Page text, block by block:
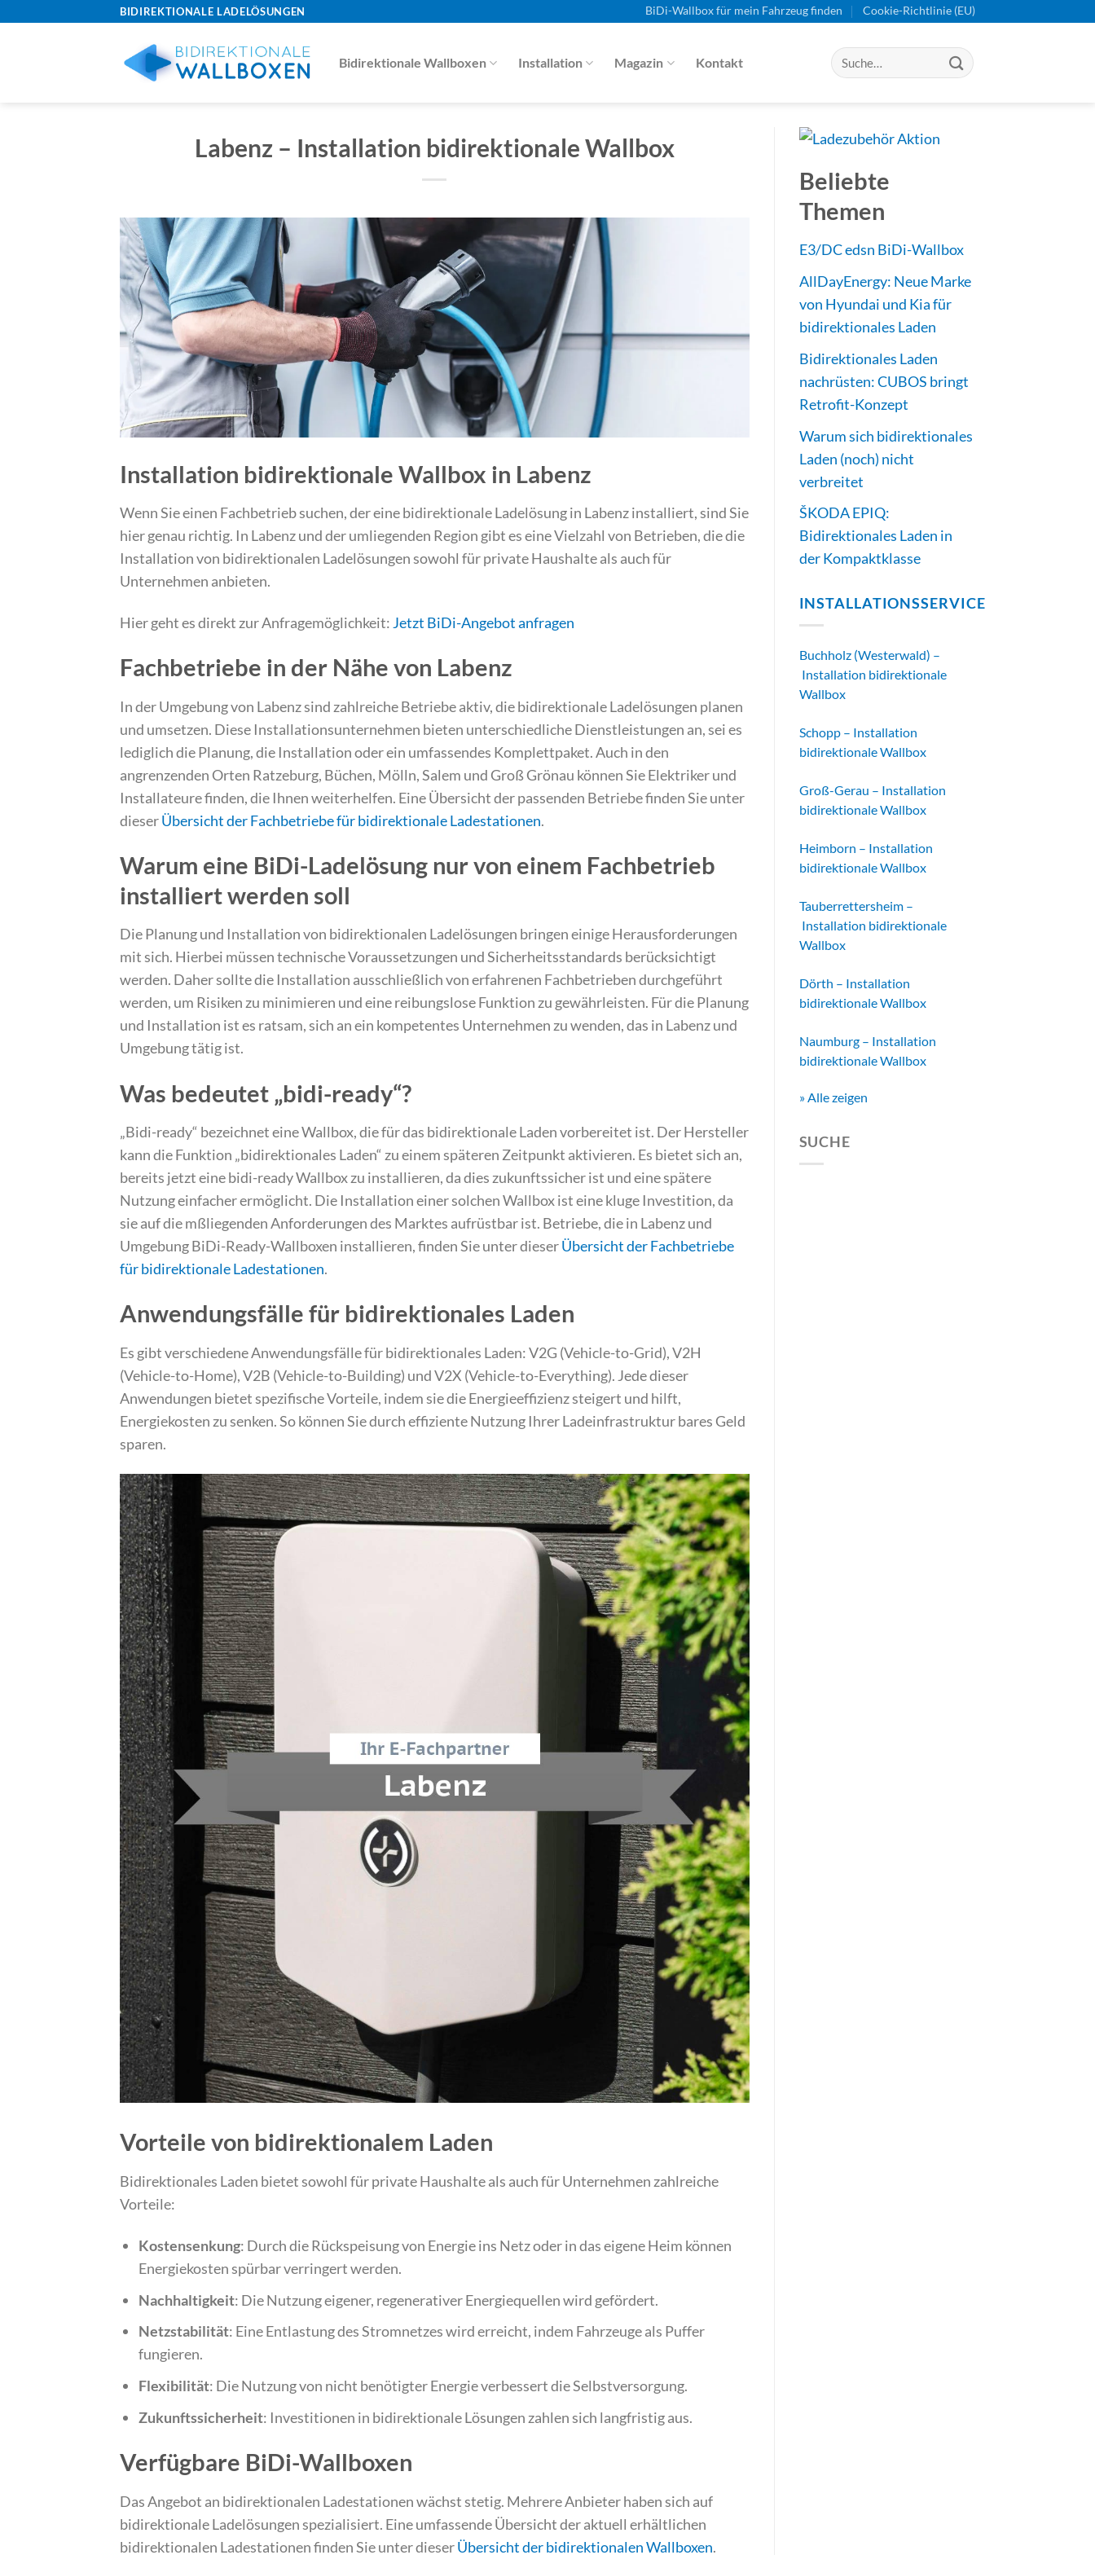
BIDIREKTIONALE LADELÖSUNGEN BiDi-Wallbox für mein Fahrzeug finden Cookie-Richtlinie (EU)
Bidirektionale Wallboxen Installation Magazin Kontakt
Labenz – Installation bidirektionale Wallbox
Installation bidirektionale Wallbox in Labenz
Wenn Sie einen Fachbetrieb suchen, der eine bidirektionale Ladelösung in Labenz installiert, sind Sie
hier genau richtig. In Labenz und der umliegenden Region gibt es eine Vielzahl von Betrieben, die die
Installation von bidirektionalen Ladelösungen sowohl für private Haushalte als auch für
Unternehmen anbieten.
Hier geht es direkt zur Anfragemöglichkeit: Jetzt BiDi-Angebot anfragen
Fachbetriebe in der Nähe von Labenz
In der Umgebung von Labenz sind zahlreiche Betriebe aktiv, die bidirektionale Ladelösungen planen
und umsetzen. Diese Installationsunternehmen bieten unterschiedliche Dienstleistungen an, sei es
lediglich die Planung, die Installation oder ein umfassendes Komplettpaket. Auch in den
angrenzenden Orten Ratzeburg, Büchen, Mölln, Salem und Groß Grönau können Sie Elektriker und
Installateure finden, die Ihnen weiterhelfen. Eine Übersicht der passenden Betriebe finden Sie unter
dieserÜbersicht der Fachbetriebe für bidirektionale Ladestationen.
Warum eine BiDi-Ladelösung nur von einem Fachbetrieb
installiert werden soll
Die Planung und Installation von bidirektionalen Ladelösungen bringen einige Herausforderungen
mit sich. Hierbei müssen technische Voraussetzungen und Sicherheitsstandards berücksichtigt
werden. Daher sollte die Installation ausschließlich von erfahrenen Fachbetrieben durchgeführt
werden, um Risiken zu minimieren und eine reibungslose Funktion zu gewährleisten. Für die Planung
und Installation ist es ratsam, sich an ein kompetentes Unternehmen zu wenden, das in Labenz und
Umgebung tätig ist.
Was bedeutet „bidi-ready“?
„Bidi-ready“ bezeichnet eine Wallbox, die für das bidirektionale Laden vorbereitet ist. Der Hersteller
kann die Funktion „bidirektionales Laden“ zu einem späteren Zeitpunkt aktivieren. Es bietet sich an,
bereits jetzt eine bidi-ready Wallbox zu installieren, da dies zukunftssicher ist und eine spätere
Nutzung einfacher ermöglicht. Die Installation einer solchen Wallbox ist eine kluge Investition, da
sie auf die mßliegenden Anforderungen des Marktes aufrüstbar ist. Betriebe, die in Labenz und
Umgebung BiDi-Ready-Wallboxen installieren, finden Sie unter dieserÜbersicht der Fachbetriebe
für bidirektionale Ladestationen.
Anwendungsfälle für bidirektionales Laden
Es gibt verschiedene Anwendungsfälle für bidirektionales Laden: V2G (Vehicle-to-Grid), V2H
(Vehicle-to-Home), V2B (Vehicle-to-Building) und V2X (Vehicle-to-Everything). Jede dieser
Anwendungen bietet spezifische Vorteile, indem sie die Energieeffizienz steigert und hilft,
Energiekosten zu senken. So können Sie durch effiziente Nutzung Ihrer Ladeinfrastruktur bares Geld
sparen.
Vorteile von bidirektionalem Laden
Bidirektionales Laden bietet sowohl für private Haushalte als auch für Unternehmen zahlreiche
Vorteile:
Kostensenkung: Durch die Rückspeisung von Energie ins Netz oder in das eigene Heim können
Energiekosten spürbar verringert werden.
Nachhaltigkeit: Die Nutzung eigener, regenerativer Energiequellen wird gefördert.
Netzstabilität: Eine Entlastung des Stromnetzes wird erreicht, indem Fahrzeuge als Puffer
fungieren.
Flexibilität: Die Nutzung von nicht benötigter Energie verbessert die Selbstversorgung.
Zukunftssicherheit: Investitionen in bidirektionale Lösungen zahlen sich langfristig aus.
Verfügbare BiDi-Wallboxen
Das Angebot an bidirektionalen Ladestationen wächst stetig. Mehrere Anbieter haben sich auf
bidirektionale Ladelösungen spezialisiert. Eine umfassende Übersicht der aktuell erhältlichen
bidirektionalen Ladestationen finden Sie unter dieserÜbersicht der bidirektionalen Wallboxen.
Beliebte
Themen
E3/DC edsn BiDi-Wallbox
AllDayEnergy: Neue Marke
von Hyundai und Kia für
bidirektionales Laden
Bidirektionales Laden
nachrüsten: CUBOS bringt
Retrofit-Konzept
Warum sich bidirektionales
Laden (noch) nicht
verbreitet
ŠKODA EPIQ:
Bidirektionales Laden in
der Kompaktklasse
INSTALLATIONSSERVICE
Buchholz (Westerwald) –
Installation bidirektionale
Wallbox
Schopp – Installation
bidirektionale Wallbox
Groß-Gerau – Installation
bidirektionale Wallbox
Heimborn – Installation
bidirektionale Wallbox
Tauberrettersheim –
Installation bidirektionale
Wallbox
Dörth – Installation
bidirektionale Wallbox
Naumburg – Installation
bidirektionale Wallbox
» Alle zeigen
SUCHE